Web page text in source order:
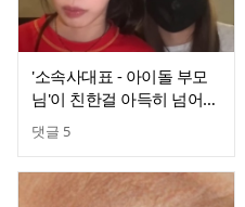
'소속사대표 - 아이돌 부모
님'이 친한걸 아득히 넘어서
는 진짜 특이한 관계
댓글 5